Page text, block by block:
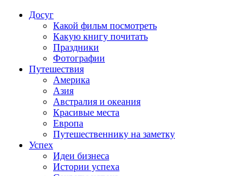
Досуг
Какой фильм посмотреть
Какую книгу почитать
Праздники
Фотографии
Путешествия
Америка
Азия
Австралия и океания
Красивые места
Европа
Путешественнику на заметку
Успех
Идеи бизнеса
Истории успеха